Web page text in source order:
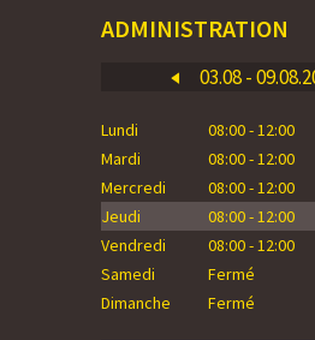
ADMINISTRATION
03.08 -
Lundi 08:00 - 12:00
Mardi
08:00 - 12:00
Mercredi
08:00 - 12:00
Jeudi
08:00 - 12:00
Vendredi
08:00 - 12:00
Samedi
Fermé
Dimanche
Fermé